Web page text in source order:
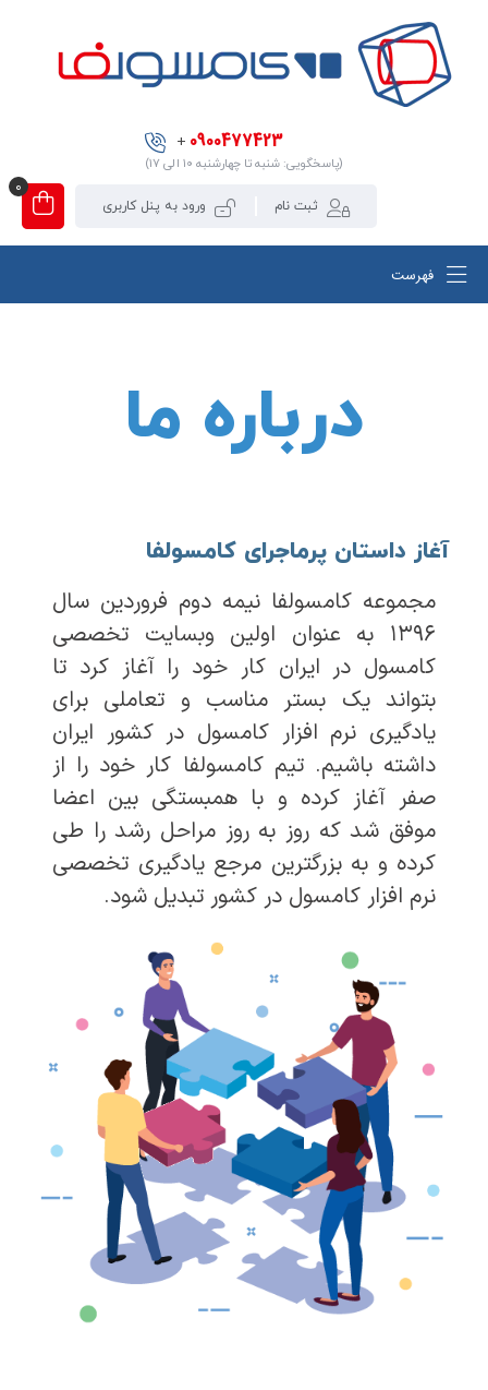
0900477423
+
(پاسخگویی: شنبه تا چهارشنبه ۱۰ الی ۱۷)
ثبت نام ورود به پنل کاربری
0
فهرست
درباره ما
آغاز داستان پرماجرای کامسولفا
مجموعه کامسولفا نیمه دوم فروردین سال
۱۳۹۶ به عنوان اولین وبسایت تخصصی
کامسول در ایران کار خود را آغاز کرد تا
بتواند یک بستر مناسب و تعاملی برای
یادگیری نرم افزار کامسول در کشور ایران
داشته باشیم. تیم کامسولفا کار خود را از
صفر آغاز کرده و با همبستگی بین اعضا
موفق شد که روز به روز مراحل رشد را طی
کرده و به بزرگترین مرجع یادگیری تخصصی
نرم افزار کامسول در کشور تبدیل شود.